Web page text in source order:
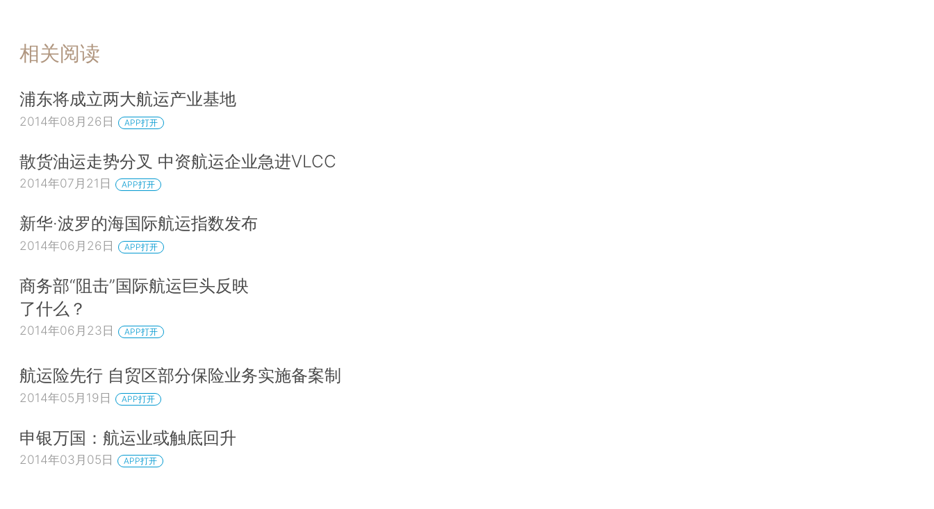
相关阅读
浦东将成立两大航运产业基地
2014年08月26日 APP打开
散货油运走势分叉 中资航运企业急进VLCC
2014年07月21日 APP打开
新华·波罗的海国际航运指数发布
2014年06月26日 APP打开
商务部“阻击”国际航运巨头反映
了什么？
2014年06月23日 APP打开
航运险先行 自贸区部分保险业务实施备案制
2014年05月19日 APP打开
申银万国：航运业或触底回升
2014年03月05日 APP打开